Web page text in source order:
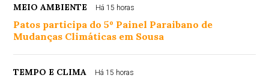
MEIO AMBIENTE Há 15 horas
Patos participa do 5º Painel Paraibano de
Mudanças Climáticas em Sousa
TEMPO E CLIMA Há 15 horas